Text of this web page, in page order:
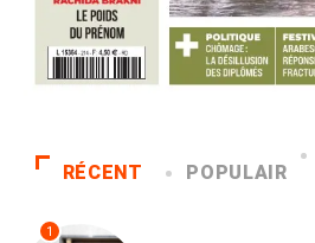
RÉCENT POPULAIR
1